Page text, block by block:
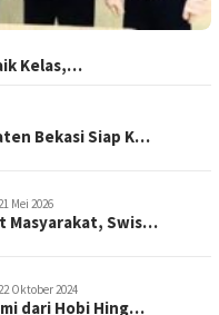
Kelas,…
Bekasi Siap K…
Mei 2026
Masyarakat, Swis…
Oktober 2024
dari Hobi Hing…